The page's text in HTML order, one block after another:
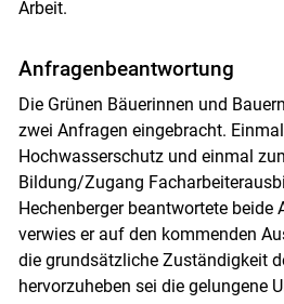
Arbeit.
Anfragenbeantwortung
Die Grünen Bäuerinnen und
zwei Anfragen eingebracht.
Hochwasserschutz und einmal
Bildung/Zugang
Hechenberger beantwortete beide
verwies er auf den kommenden
die grundsätzliche Zuständigkeit
hervorzuheben sei die gelungene